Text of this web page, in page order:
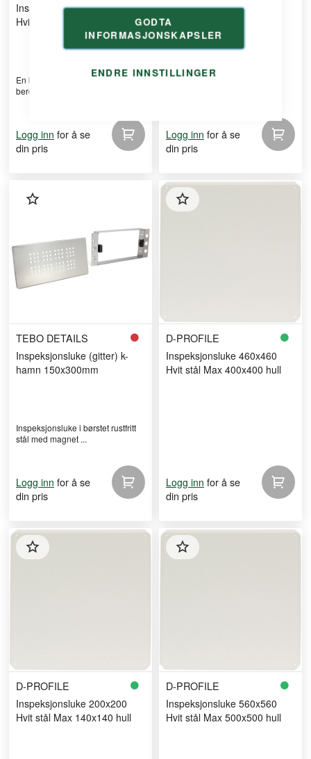
GODTA
INFORMASJONSKAPSLER
ENDRE INNSTILLINGER
Inspeksjonsluke 260x260
Hvit stål Max 200x200 hull
En hvit, pulverlakkert stålplate
beregnet for innve ...
Logg inn for å se
din pris
Inspeksjonsluke 360x360
Hvit stål Max 300x300 hull
En hvit, pulverlakkert stålplate
Logg inn for å se
din pris
TEBO DETAILS
Inspeksjonsluke (gitter) k-
hamn 150x300mm
Inspeksjonsluke i børstet rustfritt
stål med magnet ...
Logg inn for å se
din pris
D-PROFILE
Inspeksjonsluke 460x460
Hvit stål Max 400x400 hull
Logg inn for å se
din pris
D-PROFILE
Inspeksjonsluke 200x200
Hvit stål Max 140x140 hull
D-PROFILE
Inspeksjonsluke 560x560
Hvit stål Max 500x500 hull